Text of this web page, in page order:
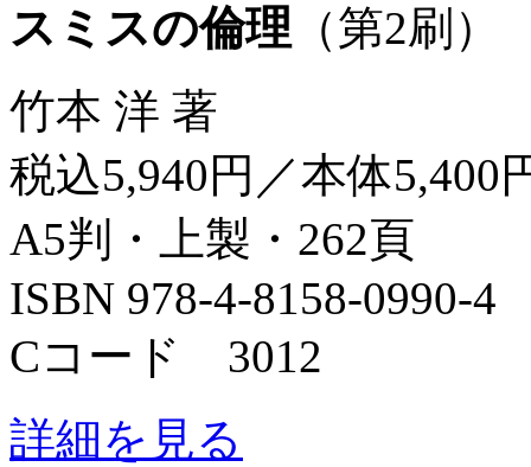
スミスの倫理 （第2刷）
竹本 洋 著
税込5,940円／本体5,400
A5判・上製・262頁
ISBN 978-4-8158-0990-4
Cコード 3012
詳細を見る